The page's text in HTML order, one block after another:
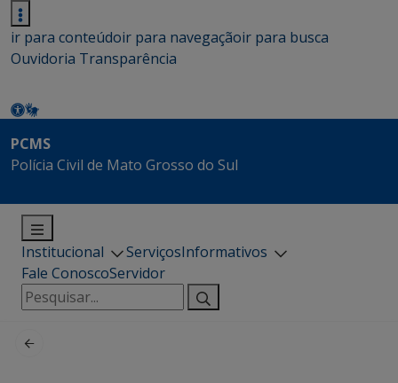
ir para conteúdoir para navegaçãoir para busca
Ouvidoria Transparência
PCMS
Polícia Civil de Mato Grosso do Sul
Institucional ServiçosInformativos
Fale ConoscoServidor
Pesquisar
por: